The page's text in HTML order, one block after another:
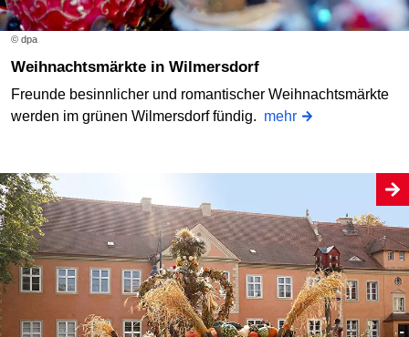
© dpa
Weihnachtsmärkte in Wilmersdorf
Freunde besinnlicher und romantischer Weihnachtsmärkte
werden im grünen Wilmersdorf fündig. mehr